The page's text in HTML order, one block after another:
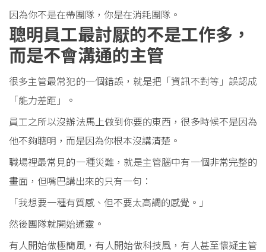
因為你不是在帶團隊，你是在消耗團隊。
聰明員工最討厭的不是工作多，
而是不會溝通的主管
很多主管最常犯的一個錯誤，就是把「資訊不對等」誤認成
「能力差距」。
員工之所以沒辦法馬上做到你要的東西，很多時候不是因為
他不夠聰明，而是因為你根本沒講清楚。
職場裡最常見的一種災難，就是主管腦中有一個非常完整的
畫面，但嘴巴講出來的只有一句：
「我想要一種有質感、但不要太高調的感覺。」
然後團隊就開始通靈。
有人開始做極簡風，有人開始做科技風，有人甚至懷疑主管